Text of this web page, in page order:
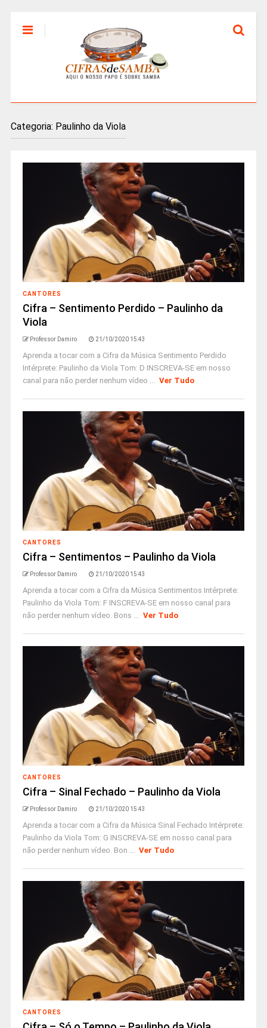
Categoria: Paulinho da Viola
CANTORES
Cifra – Sentimento Perdido – Paulinho da
Viola
Professor Damiro 21/10/2020 15:43
Aprenda a tocar com a Cifra da Música Sentimento Perdido
Intérprete: Paulinho da Viola Tom: D INSCREVA-SE em nosso
canal para não perder nenhum vídeo ... Ver Tudo
CANTORES
Cifra – Sentimentos – Paulinho da Viola
Professor Damiro 21/10/2020 15:43
Aprenda a tocar com a Cifra da Música Sentimentos Intérprete:
Paulinho da Viola Tom: F INSCREVA-SE em nosso canal para
não perder nenhum vídeo. Bons ... Ver Tudo
CANTORES
Cifra – Sinal Fechado – Paulinho da Viola
Professor Damiro 21/10/2020 15:43
Aprenda a tocar com a Cifra da Música Sinal Fechado Intérprete:
Paulinho da Viola Tom: G INSCREVA-SE em nosso canal para
não perder nenhum vídeo. Bon ... Ver Tudo
CANTORES